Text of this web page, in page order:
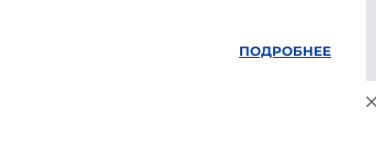
ПОДРОБНЕЕ